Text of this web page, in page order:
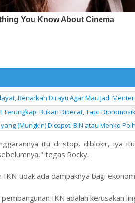
Benarkah Dirayu Agar Mau Jadi
Terungkap: Bukan Dipecat, Tapi
(Mungkin) Dicopot: BIN atau Menko
itu di-stop, diblokir, iya
tegas Rocky.
IKN tidak ada dampaknya bagi
IKN adalah kerusakan